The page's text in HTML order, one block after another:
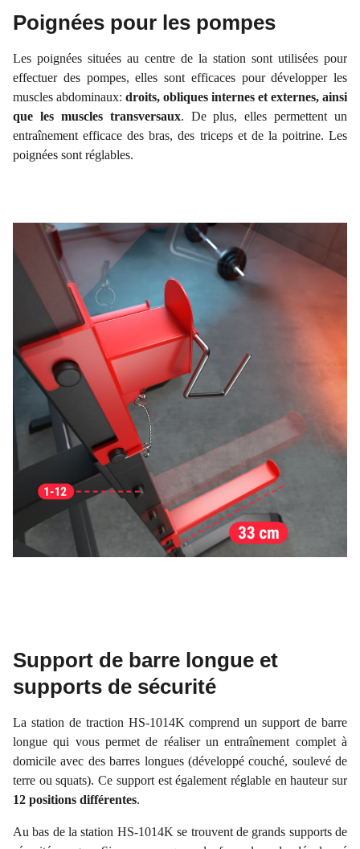
Poignées pour les pompes
Les poignées situées au centre de la station sont utilisées pour
effectuer des pompes, elles sont efficaces pour développer les
muscles abdominaux: droits, obliques internes et externes, ainsi
que les muscles transversaux. De plus, elles permettent un
entraînement efficace des bras, des triceps et de la poitrine. Les
poignées sont réglables.
Support de barre longue et
supports de sécurité
La station de traction HS-1014K comprend un support de barre
longue qui vous permet de réaliser un entraînement complet à
domicile avec des barres longues (développé couché, soulevé de
terre ou squats). Ce support est également réglable en hauteur sur
12 positions différentes.
Au bas de la station HS-1014K se trouvent de grands supports de